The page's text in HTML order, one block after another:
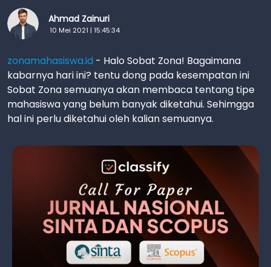
Ahmad Zainuri
10 Mei 2021 | 15:45:34
zonamahasiswa.id - Halo Sobat Zona! Bagaimana
kabarnya hari ini? tentu dong pada kesempatan ini
Sobat Zona semuanya akan membaca tentang tipe
mahasiswa yang belum banyak diketahui. Sehimgga
hal ini perlu diketahui oleh kalian semuanya.